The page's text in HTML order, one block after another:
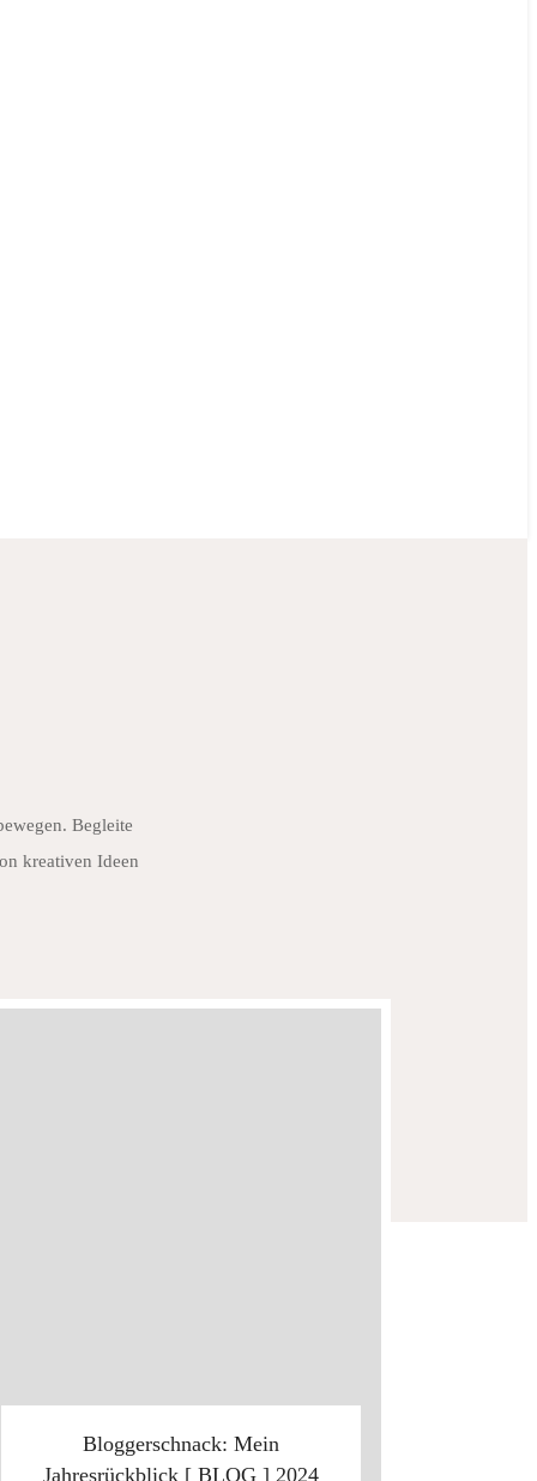
Begleite
kreativen Ideen
Bloggerschnack: Mein
Jahresrückblick [ BLOG ] 2024